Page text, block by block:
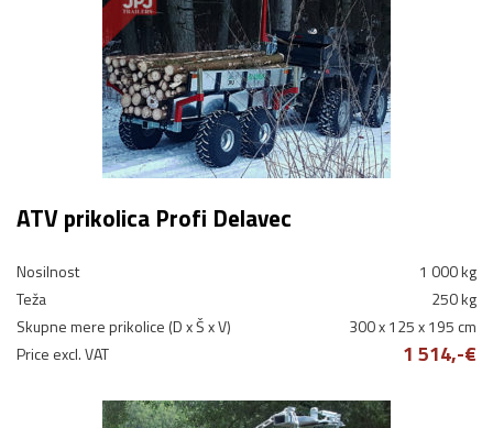
ATV prikolica Profi Delavec
Nosilnost
1 000 kg
Teža
250 kg
Skupne mere prikolice (D x Š x V)
300 x 125 x 195 cm
Price excl. VAT
1 514,-€